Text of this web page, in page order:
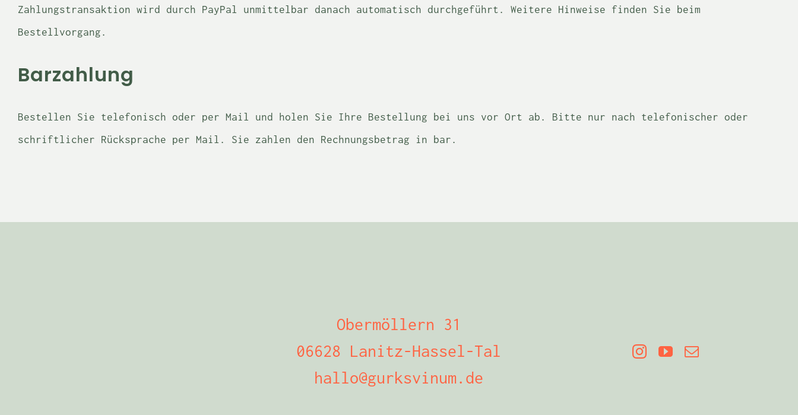
Zahlungstransaktion wird durch PayPal unmittelbar danach automatisch durchgeführt. Weitere Hinweise finden Sie beim
Bestellvorgang.
Barzahlung
Bestellen Sie telefonisch oder per Mail und holen Sie Ihre Bestellung bei uns vor Ort ab. Bitte nur nach telefonischer oder
schriftlicher Rücksprache per Mail. Sie zahlen den Rechnungsbetrag in bar.
Obermöllern 31
06628 Lanitz-Hassel-Tal
hallo@gurksvinum.de